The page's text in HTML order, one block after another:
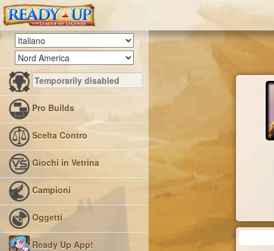
Pro Builds
Scelta Contro
Giochi in Vetrina
Campioni
Oggetti
Ready Up App!